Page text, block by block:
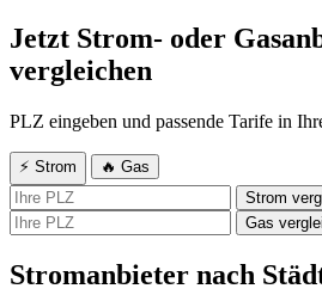
Jetzt Strom- oder
vergleichen
PLZ eingeben und passende Tarife in
⚡ Strom
🔥 Gas
Strom
Gas
Stromanbieter nach